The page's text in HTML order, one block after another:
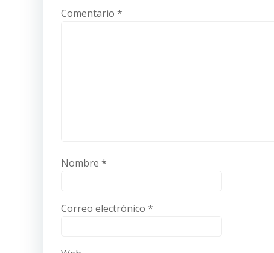
Comentario *
Nombre *
Correo electrónico *